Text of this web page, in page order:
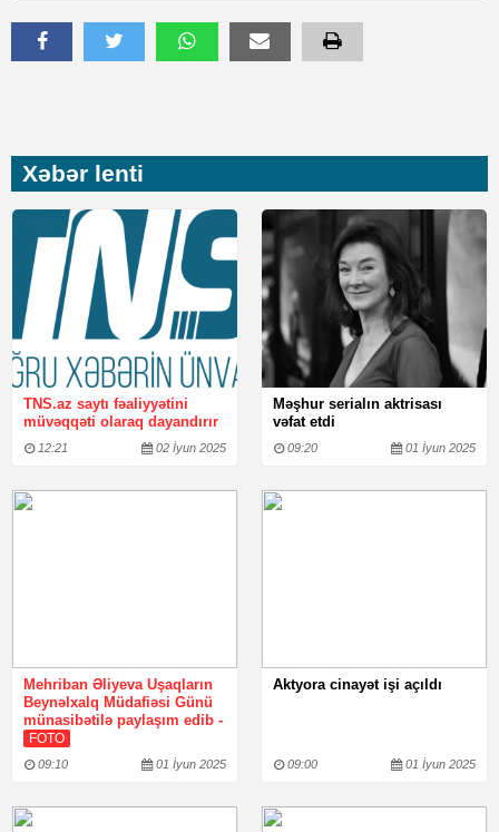
Xəbər lenti
TNS.az saytı fəaliyyətini
müvəqqəti olaraq dayandırır
12:21 02 İyun 2025
Məşhur serialın aktrisası
vəfat etdi
09:20 01 İyun 2025
Mehriban Əliyeva Uşaqların
Beynəlxalq Müdafiəsi Günü
münasibətilə paylaşım edib -
FOTO
09:10 01 İyun 2025
Aktyora cinayət işi açıldı
09:00 01 İyun 2025